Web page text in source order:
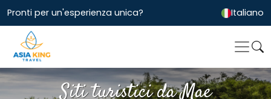
Pronti per un'esperienza unica? Italiano
Siti turistici da Mae